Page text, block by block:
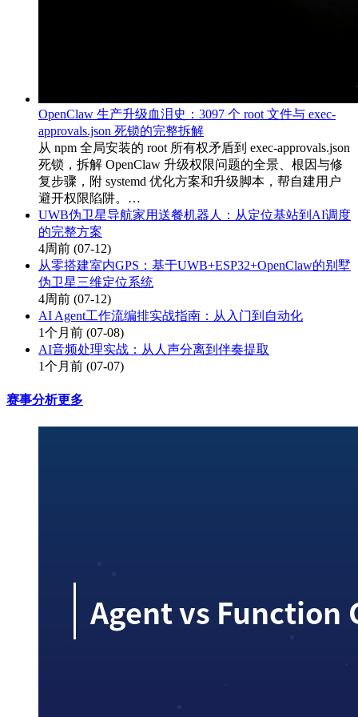
OpenClaw 生产升级血泪史：3097 个 root 文件与 exec-
approvals.json 死锁的完整拆解
从 npm 全局安装的 root 所有权矛盾到 exec-approvals.json
死锁，拆解 OpenClaw 升级权限问题的全景、根因与修
复步骤，附 systemd 优化方案和升级脚本，帮自建用户
避开权限陷阱。…
UWB伪卫星导航家用送餐机器人：从定位基站到AI调度
的完整方案
4周前 (07-12)
从零搭建室内GPS：基于UWB+ESP32+OpenClaw的别墅
伪卫星三维定位系统
4周前 (07-12)
AI Agent工作流编排实战指南：从入门到自动化
1个月前 (07-08)
AI音频处理实战：从人声分离到伴奏提取
1个月前 (07-07)
赛事分析更多